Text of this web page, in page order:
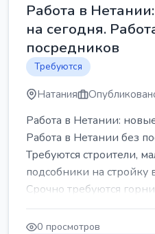
Работа в
на сегодня.
посредников
Требуются
Натания
Работа в Нетании:
Работа в Нетании без
Требуются строители,
подсобники на стройку
Срочно требуются
0 просмотров